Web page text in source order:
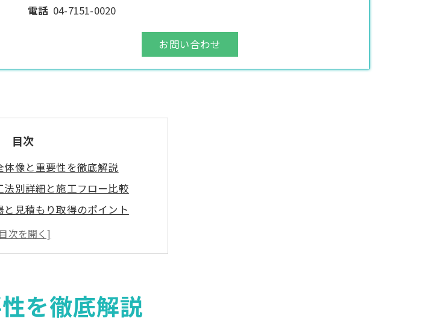
電話 04-7151-0020
お問い合わせ
目次
像と重要性を徹底解説
法別詳細と施工フロー比較
見積もり取得のポイント
・スケジュール管理と準備事項
トラブルとその予防・対処法
を徹底解説